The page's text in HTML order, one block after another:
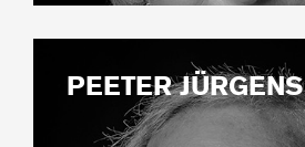
PEETER JÜRGENS